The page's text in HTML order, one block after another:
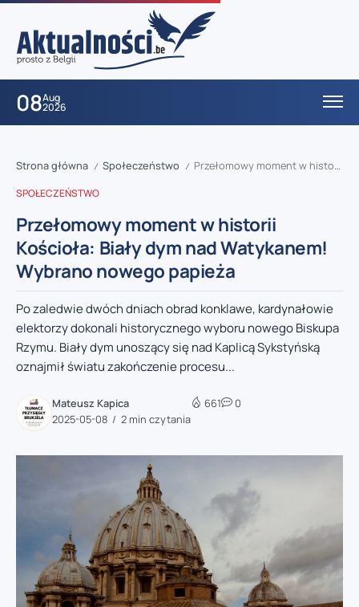
08Aug
2026
Strona główna / Społeczeństwo / Przełomowy moment w historii Kościoła: Biały dym nad Watykanem! Wybrano nowego papieża
SPOŁECZEŃSTWO
Przełomowy moment w historii
Kościoła: Biały dym nad Watykanem!
Wybrano nowego papieża
Po zaledwie dwóch dniach obrad konklawe, kardynałowie
elektorzy dokonali historycznego wyboru nowego Biskupa
Rzymu. Biały dym unoszący się nad Kaplicą Sykstyńską
oznajmił światu zakończenie procesu...
Mateusz Kapica
2025-05-08
2 min czytania
661 0